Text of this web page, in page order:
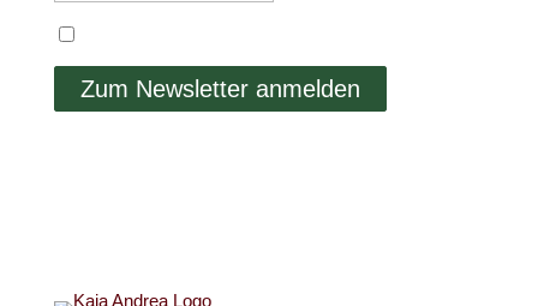
Zum Newsletter anmelden